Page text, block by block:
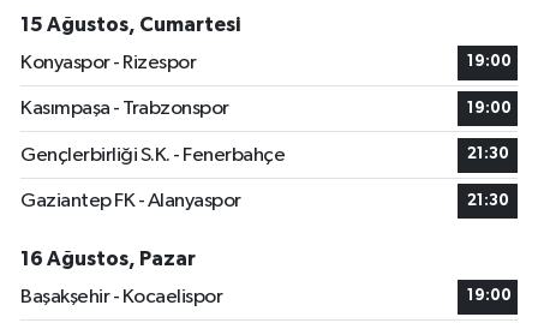
15 Ağustos, Cumartesi
Konyaspor - Rizespor
19:00
Kasımpaşa - Trabzonspor 19:00
Gençlerbirliği S.K. - Fenerbahçe 21:30
Gaziantep FK - Alanyaspor 21:30
16 Ağustos, Pazar
Başakşehir - Kocaelispor
19:00